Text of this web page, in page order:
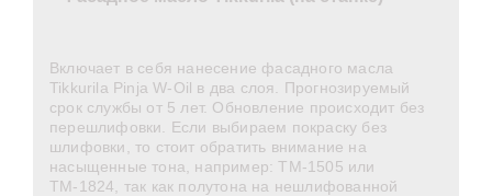
Включает в себя нанесение фасадного масла
Tikkurila Pinja W-Oil в два слоя. Прогнозируемый
срок службы от 5 лет. Обновление происходит без
перешлифовки. Если выбираем покраску без
шлифовки, то стоит обратить внимание на
насыщенные тона, например: ТМ-1505 или
ТМ-1824, так как полутона на нешлифованной